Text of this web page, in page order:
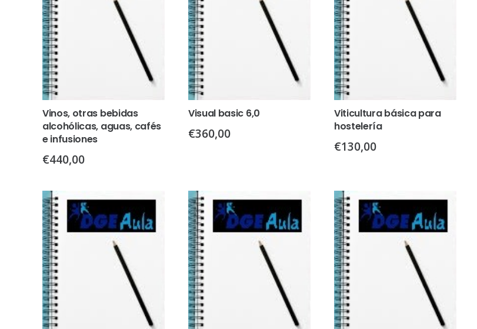
Vinos, otras bebidas
alcohólicas, aguas, cafés
e infusiones
€440,00
Visual basic 6,0
€360,00
Viticultura básica para
hostelería
€130,00